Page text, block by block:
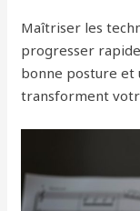
Maîtriser les
progresser
bonne posture et
transforment